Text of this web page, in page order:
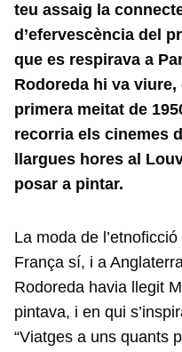
teu assaig la
d’efervescència del
que es respirava a
Rodoreda hi va
primera meitat de
recorria els cinemes
llargues hores al
posar a pintar.
La moda de
França sí, i a
Rodoreda havia llegit
pintava, i en qui
“Viatges a uns quants